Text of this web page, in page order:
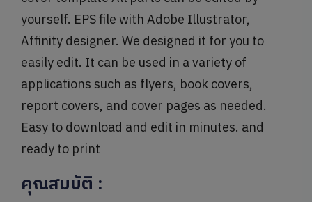
yourself. EPS file with Adobe Illustrator,
Affinity designer. We designed it for you to
easily edit. It can be used in a variety of
applications such as flyers, book covers,
report covers, and cover pages as needed.
Easy to download and edit in minutes. and
ready to print
คุณสมบัติ :